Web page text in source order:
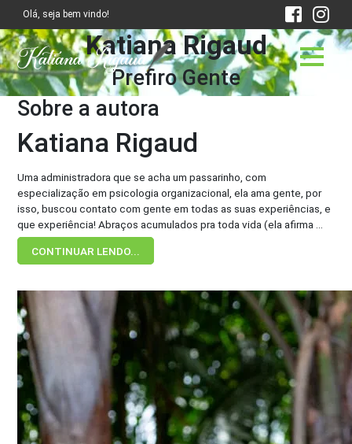
Olá, seja bem vindo!
Katiana Rigaud
Prefiro Gente
Sobre a autora
Katiana Rigaud
Uma administradora que se acha um passarinho, com
especialização em psicologia organizacional, ela ama gente, por
isso, buscou contato com gente em todas as suas experiências, e
que experiência! Abraços acumulados pra toda vida (ela afirma ...
CONTINUAR LENDO...